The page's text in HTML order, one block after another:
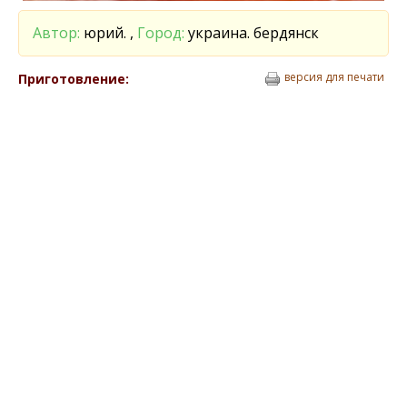
Автор: юрий. , Город: украина. бердянск
Приготовление: версия для печати